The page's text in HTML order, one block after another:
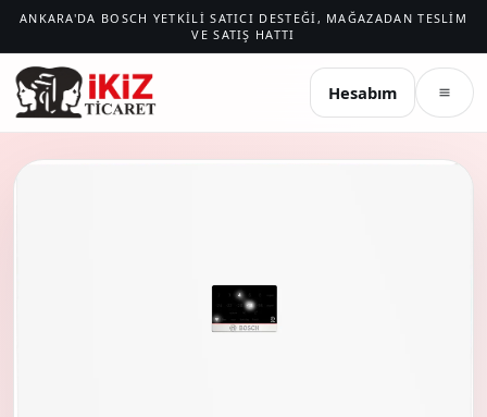
ANKARA'DA BOSCH YETKILI SATICI DESTEĞI, MAĞAZADAN TESLIM
VE SATIŞ HATTI
İKIZ TICARET
Hesabım